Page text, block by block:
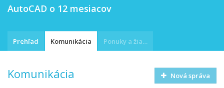
AutoCAD o 12 mesiacov
Prehľad Komunikácia Ponuky a žiadosti
Komunikácia Nová správa